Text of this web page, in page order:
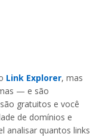
Link Explorer, mas
— e são
gratuitos e você
de domínios e
analisar quantos links